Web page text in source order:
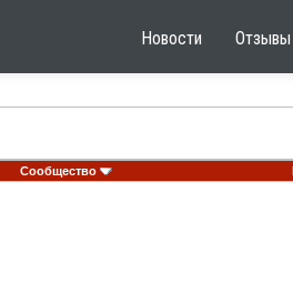
Новости Отзывы
Сообщество